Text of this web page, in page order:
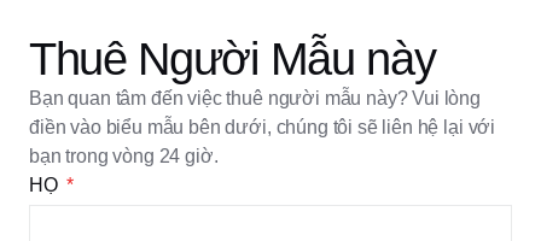
Thuê Người Mẫu này
Bạn quan tâm đến việc thuê người mẫu này? Vui lòng
điền vào biểu mẫu bên dưới, chúng tôi sẽ liên hệ lại với
bạn trong vòng 24 giờ.
HỌ